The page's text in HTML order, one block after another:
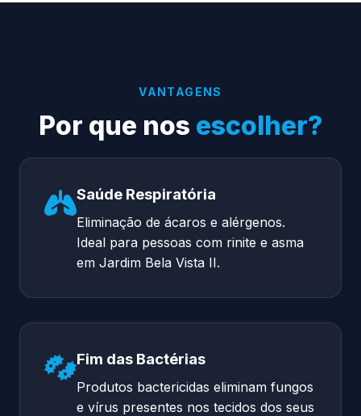
VANTAGENS
Por que nos escolher?
Saúde Respiratória
Eliminação de ácaros e alérgenos.
Ideal para pessoas com rinite e asma
em Jardim Bela Vista II.
Fim das Bactérias
Produtos bactericidas eliminam fungos
e vírus presentes nos tecidos dos seus